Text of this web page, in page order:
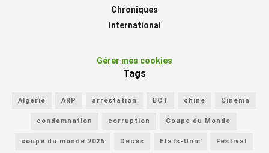
Chroniques
International
Gérer mes cookies
Tags
Algérie ARP arrestation BCT chine Cinéma
condamnation corruption Coupe du Monde
coupe du monde 2026 Décès Etats-Unis Festival